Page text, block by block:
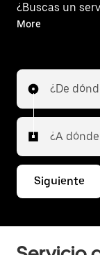
¿Buscas un
Punta Gorda
socios de la
excepcional.
conexión a
experiencia de viaje
sobre tu viaje
mejores
More
¿De
¿A
Siguiente